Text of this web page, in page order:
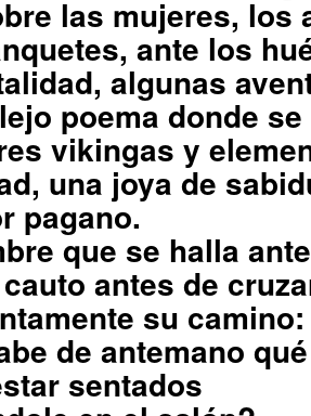
las mujeres, los
ante los
algunas
poema donde
vikingas y
una joya de
pagano.
que se halla
antes de
su camino:
de antemano
sentados